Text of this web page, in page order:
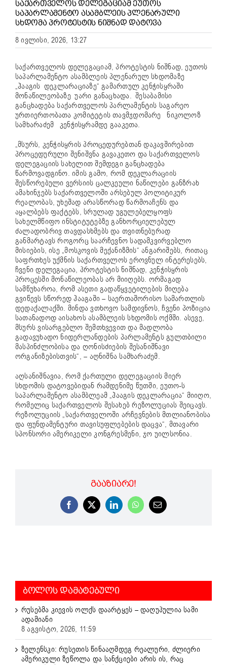
ᲡᲐᲥᲐᲠᲗᲕᲔᲚᲝᲡ ᲓᲔᲚᲔᲒᲐᲪᲘᲐᲛ ᲔᲣᲗᲝᲡ
ᲡᲐᲞᲐᲠᲚᲐᲛᲔᲜᲢᲝ ᲐᲡᲐᲛᲑᲚᲔᲘᲡ ᲞᲚᲔᲜᲐᲠᲣᲚᲘ
ᲡᲮᲓᲝᲛᲐ ᲞᲠᲝᲢᲔᲡᲢᲘᲡ ᲜᲘᲨᲜᲐᲓ ᲓᲐᲢᲝᲕᲐ
8 ივლისი, 2026, 13:27
საქართველოს დელეგაციამ, პროტესტის ნიშნად, ეუთოს
საპარლამენტო ასამბლეის პლენარულ სხდომაზე
„ჰააგის დეკლარაციაზე“ გამართულ კენჭისყრაში
მონაწილეობაზე უარი განაცხადა. შესაბამისი
განცხადება საქართველოს პარლამენტის საგარეო
ურთიერთობათა კომიტეტის თავმჯდომარე ნიკოლოზ
სამხარაძემ კენჭისყრამდე გააკეთა.
„მსურს, კენჭისყრის პროცედურებთან დაკავშირებით
პროცედურული შენიშვნა გავაკეთო და საქართველოს
დელეგაციის სახელით შემდეგი განცხადება
წარმოვადგინო. იმის გამო, რომ დეკლარაციის
შესწორებული ვერსიის ცალკეული ნაწილები განზრახ
ამახინჯებს საქართველოში არსებულ პოლიტიკურ
რეალობას, უხეშად არასწორად წარმოაჩენს და
აყალბებს ფაქტებს, სრულად უგულებელყოფს
სახელმწიფო ინსტიტუტებზე განხორციელებულ
ძალადობრივ თავდასხმებს და თვითნებურად
განმარტავს როგორც საარჩევნო სადამკვირვებლო
მისიების, ისე „მოსკოვის მექანიზმის“ ანგარიშებს, რითაც
საფრთხეს უქმნის საქართველოს ეროვნულ ინტერესებს,
ჩვენი დელეგაცია, პროტესტის ნიშნად, კენჭისყრის
პროცესში მონაწილეობას არ მიიღებს. ორმაგად
სამწუხაროა, რომ ასეთი გადაწყვეტილების მიღება
გვიწევს სწორედ ჰააგაში – საერთაშორისო სამართლის
დედაქალაქში. მინდა ვთხოვო სამდივნოს, ჩვენი პოზიცია
სათანადოდ აისახოს ასამბლეის სხდომის ოქმში. ასევე,
მსურს ვისარგებლო შემთხვევით და მადლობა
გადავუხადო ნიდერლანდების პარლამენტს გულთბილი
მასპინძლობისა და ღონისძიების შესანიშნავი
ორგანიზებისთვის“, – აღნიშნა სამხარაძემ.
აღსანიშნავია, რომ ქართული დელეგაციის მიერ
სხდომის დატოვებიდან რამდენიმე წუთში, ეუთო-ს
საპარლამენტო ასამბლეამ „ჰააგის დეკლარაცია“ მიიღო,
რომელიც საქართველოს შესახებ რეზოლუციას შეიცავს.
რეზოლუციის „საქართველოში არჩევნების მთლიანობისა
და ფუნდამენტური თავისუფლებების დაცვა“, მთავარი
სპონსორი ამერიკელი კონგრესმენი, ჯო უილსონია.
ᲒᲐᲐᲖᲘᲐᲠᲔ!
Facebook
X LinkedInWhatsApp
Email
ᲑᲝᲚᲝᲡ ᲓᲐᲛᲐᲢᲔᲑᲣᲚᲘ
რუსებმა კიევის ოლქს დაარტყეს – დაღუპულია სამი
ადამიანი
8 აგვისტო, 2026, 11:59
ზელენსკი: რუსეთის წინააღმდეგ რეალური, ძლიერი
ამერიკული ზეწოლა და სანქციები არის ის, რაც